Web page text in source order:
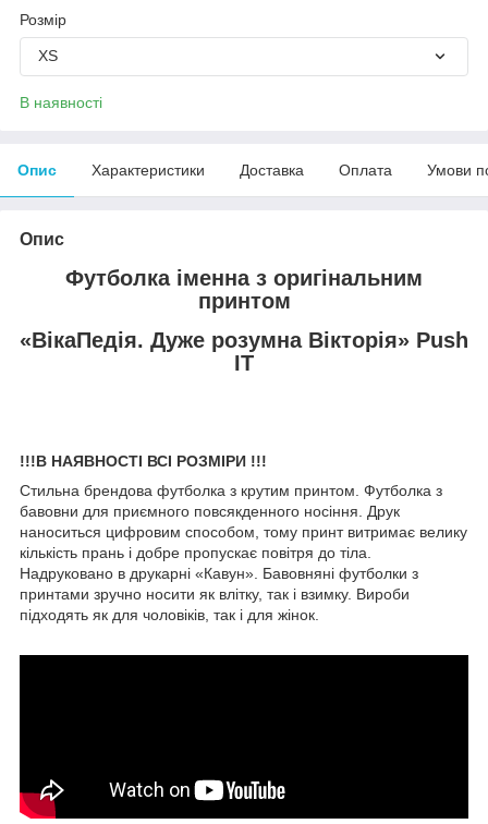
Розмір
XS
В наявності
Опис Характеристики Доставка Оплата Умови
Опис
Футболка іменна з оригінальним
принтом
«ВікаПедія. Дуже розумна Вікторія» Push
IT
!!!В НАЯВНОСТІ ВСІ РОЗМІРИ !!!
Стильна брендова футболка з крутим принтом. Футболка з
бавовни для приємного повсякденного носіння. Друк
наноситься цифровим способом, тому принт витримає велику
кількість прань і добре пропускає повітря до тіла.
Надруковано в друкарні «Кавун». Бавовняні футболки з
принтами зручно носити як влітку, так і взимку. Вироби
підходять як для чоловіків, так і для жінок.